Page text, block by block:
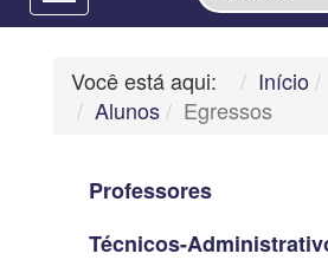
Você está aqui: Início
Alunos
Egressos
Professores
Técnicos-